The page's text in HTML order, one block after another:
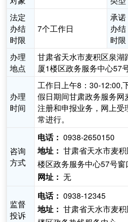
法定
办结
时限
7个工作日
承诺
办结
时限
办理
地点
甘肃省天水市麦积区泉湖
厦1楼区政务服务中心57
办理
时间
工作日上午8：30-12:00,
假日期间甘肃政务服务网
注册和申报业务，网上
常进行。
咨询
方式
电话： 0938-2650150
地址： 甘肃省天水市麦
楼区政务服务中心57号窗
网址： 无
监督
投诉
电话： 0938-12345
地址： 甘肃省天水市麦